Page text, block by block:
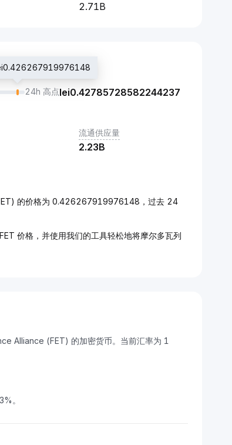
2.71B
24h 高点lei0.42785728582244237
流通供应量
2.23B
的价格为 0.426267919976148，过去 24
价格，并使用我们的工具轻松地将摩尔多瓦列
Alliance (FET) 的加密货币。当前汇率为 1
。